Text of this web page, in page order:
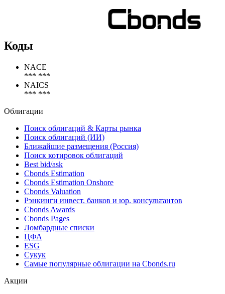
Коды
*** ***
*** ***
Облигации
Поиск облигаций & Карты рынка
Поиск облигаций (ИИ)
Ближайшие размещения (Россия)
Поиск котировок облигаций
Best bid/ask
Cbonds Estimation
Cbonds Estimation Onshore
Cbonds Valuation
Рэнкинги инвест. банков и юр. консультантов
Cbonds Awards
Cbonds Pages
Ломбардные списки
ESG